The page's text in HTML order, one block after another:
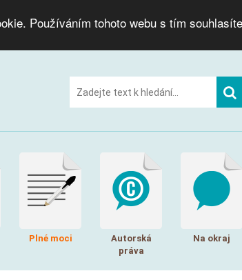
Používáním tohoto webu s tím
Plné moci
Autorská
práva
Na okraj